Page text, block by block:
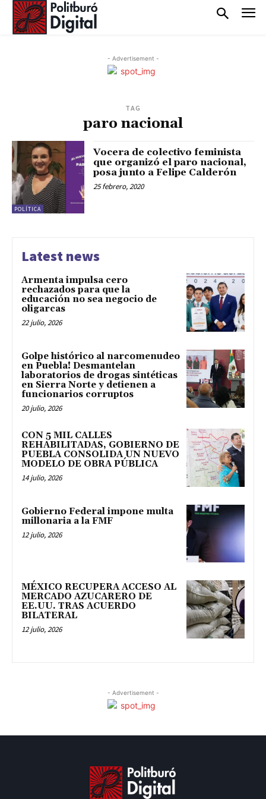
- Advertisement -
TAG
paro nacional
POLÍTICA
Vocera de colectivo feminista
que organizó el paro nacional,
posa junto a Felipe Calderón
25 febrero, 2020
Latest news
Armenta impulsa cero
rechazados para que la
educación no sea negocio de
oligarcas
22 julio, 2026
Golpe histórico al narcomenudeo
en Puebla! Desmantelan
laboratorios de drogas sintéticas
en Sierra Norte y detienen a
funcionarios corruptos
20 julio, 2026
CON 5 MIL CALLES
REHABILITADAS, GOBIERNO DE
PUEBLA CONSOLIDA UN NUEVO
MODELO DE OBRA PÚBLICA
14 julio, 2026
Gobierno Federal impone multa
millonaria a la FMF
12 julio, 2026
MÉXICO RECUPERA ACCESO AL
MERCADO AZUCARERO DE
EE.UU. TRAS ACUERDO
BILATERAL
12 julio, 2026
- Advertisement -